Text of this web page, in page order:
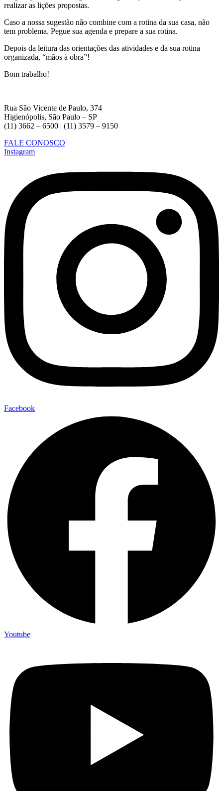
realizar as lições propostas.
Caso a nossa sugestão não combine com a rotina da sua casa, não
tem problema. Pegue sua agenda e prepare a sua rotina.
Depois da leitura das orientações das atividades e da sua rotina
organizada, “mãos à obra”!
Bom trabalho!
Rua São Vicente de Paulo, 374
Higienópolis, São Paulo – SP
(11) 3662 – 6500 | (11) 3579 – 9150
FALE CONOSCO
Instagram
Facebook
Youtube